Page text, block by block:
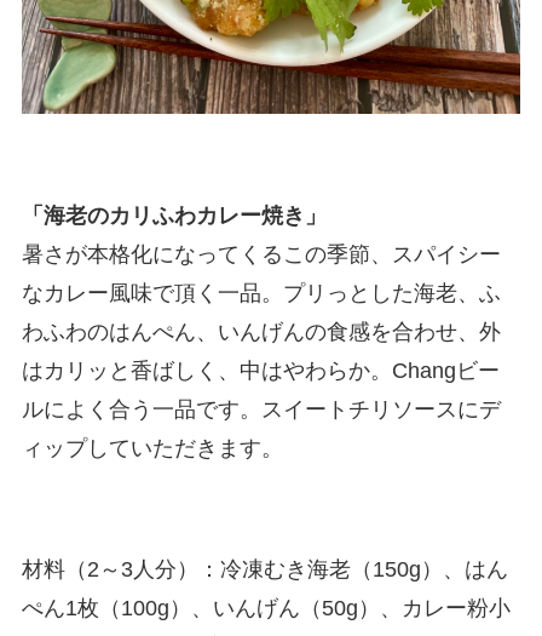
「 海老のカリふわカレー焼き 」
暑さが本格化になってくるこの季節、スパイシー
なカレー風味で頂く一品。プリっとした海老、ふ
わふわのはんぺん、いんげんの食感を合わせ、外
はカリッと香ばしく、中はやわらか。Changビー
ルによく合う一品です。スイートチリソースにデ
ィップしていただきます。
材料（2～3人分）：冷凍むき海老（150g）、はん
ぺん1枚（100g）、いんげん（50g）、カレー粉小